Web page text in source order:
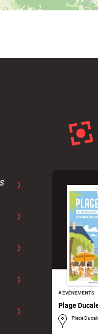
#ÉVÉNEMENTS
Plage
Place